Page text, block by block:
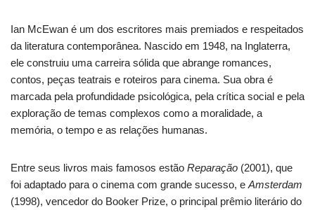
Ian McEwan é um dos escritores mais premiados e respeitados
da literatura contemporânea. Nascido em 1948, na Inglaterra,
ele construiu uma carreira sólida que abrange romances,
contos, peças teatrais e roteiros para cinema. Sua obra é
marcada pela profundidade psicológica, pela crítica social e pela
exploração de temas complexos como a moralidade, a
memória, o tempo e as relações humanas.
Entre seus livros mais famosos estão Reparação (2001), que
foi adaptado para o cinema com grande sucesso, e Amsterdam
(1998), vencedor do Booker Prize, o principal prêmio literário do